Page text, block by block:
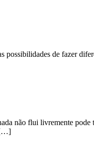
de fazer
não flui livremente
[…]